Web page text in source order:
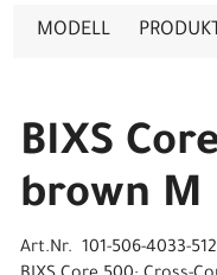
MODELL
BIXS
brown M
Art.Nr. 101-506-4033-